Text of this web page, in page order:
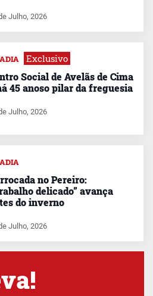
Julho, 2026
Exclusivo
Social de Avelãs de Cima
45 anoso pilar da freguesia
Julho, 2026
no Pereiro:
delicado” avança
do inverno
Julho, 2026